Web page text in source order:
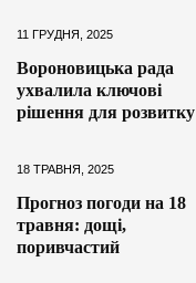
11 ГРУДНЯ, 2025
Вороновицька рада
ухвалила ключові
рішення для розвитку
18 ТРАВНЯ, 2025
Прогноз погоди на 18
травня: дощі,
поривчастий